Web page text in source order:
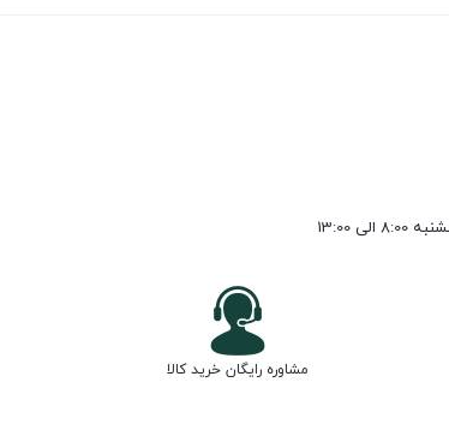
مشاوره رایگان خرید کالا